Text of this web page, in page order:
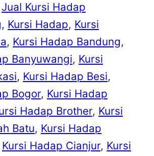
Jual Kursi Hadap
, Kursi Hadap, Kursi
, Kursi Hadap Bandung
Banyuwangi, Kursi
, Kursi Hadap Besi
Bogor, Kursi Hadap
Hadap Brother, Kursi
Batu, Kursi Hadap
Kursi Hadap Cianjur, Kursi